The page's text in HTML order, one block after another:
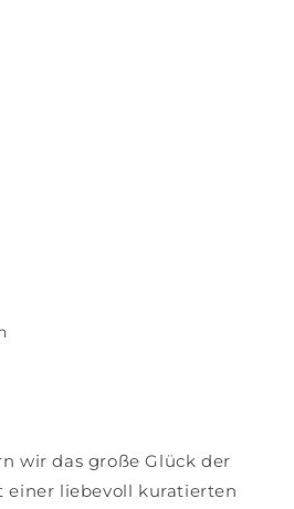
wir das große Glück der
einer liebevoll kuratierten